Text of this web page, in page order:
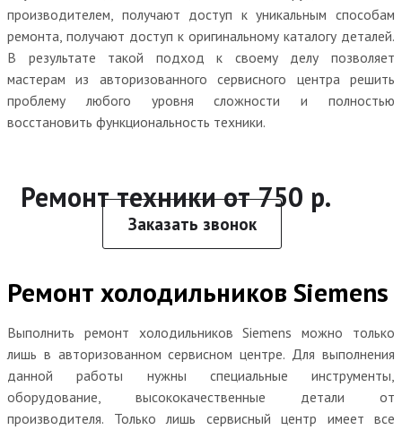
производителем, получают доступ к уникальным способам
ремонта, получают доступ к оригинальному каталогу деталей.
В результате такой подход к своему делу позволяет
мастерам из авторизованного сервисного центра решить
проблему любого уровня сложности и полностью
восстановить функциональность техники.
Ремонт техники от 750 р.
Заказать звонок
Ремонт холодильников Siemens
Выполнить ремонт холодильников Siemens можно только
лишь в авторизованном сервисном центре. Для выполнения
данной работы нужны специальные инструменты,
оборудование, высококачественные детали от
производителя. Только лишь сервисный центр имеет все